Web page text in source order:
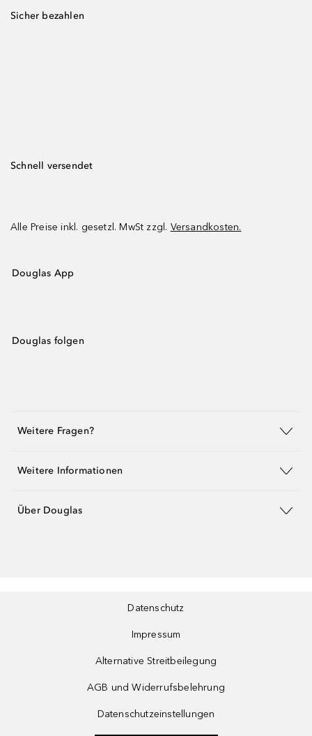
Sicher bezahlen
Schnell versendet
Alle Preise inkl. gesetzl. MwSt zzgl. Versandkosten.
Douglas App
Douglas folgen
Weitere Fragen?
Weitere Informationen
Über Douglas
Datenschutz
Impressum
Alternative Streitbeilegung
AGB und Widerrufsbelehrung
Datenschutzeinstellungen